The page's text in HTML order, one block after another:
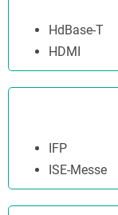
HdBase-T
HDMI
IFP
ISE-Messe